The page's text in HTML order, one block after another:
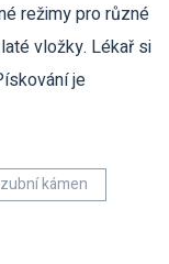
režimy pro různé
vložky. Lékař si
je
zubní kámen